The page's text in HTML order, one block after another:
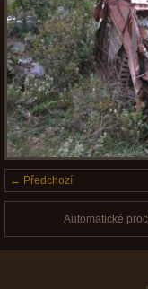
← Předchozí
Automatické